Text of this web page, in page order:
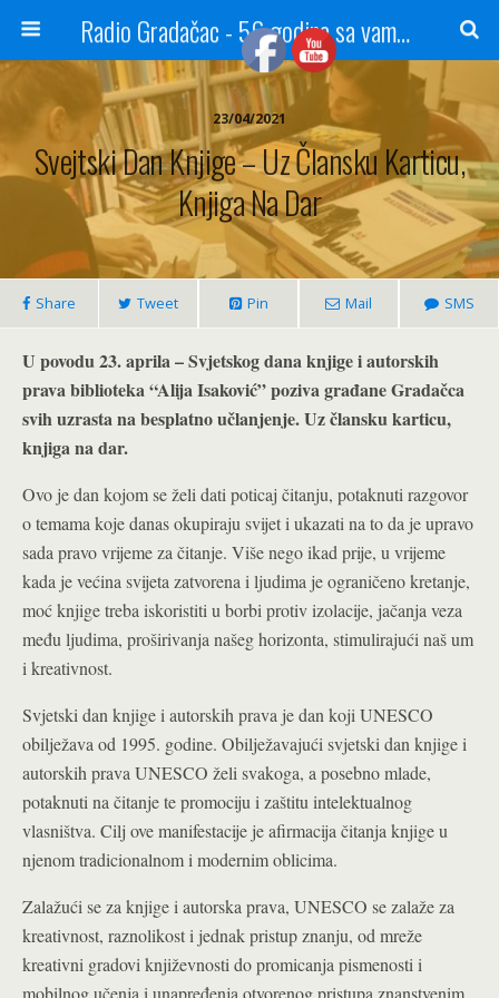
Radio Gradačac - 56 godina sa vama...
23/04/2021
Svejtski Dan Knjige – Uz Člansku Karticu,
Knjiga Na Dar
Share Tweet Pin Mail SMS
U povodu 23. aprila – Svjetskog dana knjige i autorskih
prava biblioteka “Alija Isaković” poziva građane Gradačca
svih uzrasta na besplatno učlanjenje. Uz člansku karticu,
knjiga na dar.
Ovo je dan kojom se želi dati poticaj čitanju, potaknuti razgovor
o temama koje danas okupiraju svijet i ukazati na to da je upravo
sada pravo vrijeme za čitanje. Više nego ikad prije, u vrijeme
kada je većina svijeta zatvorena i ljudima je ograničeno kretanje,
moć knjige treba iskoristiti u borbi protiv izolacije, jačanja veza
među ljudima, proširivanja našeg horizonta, stimulirajući naš um
i kreativnost.
Svjetski dan knjige i autorskih prava je dan koji UNESCO
obilježava od 1995. godine. Obilježavajući svjetski dan knjige i
autorskih prava UNESCO želi svakoga, a posebno mlade,
potaknuti na čitanje te promociju i zaštitu intelektualnog
vlasništva. Cilj ove manifestacije je afirmacija čitanja knjige u
njenom tradicionalnom i modernim oblicima.
Zalažući se za knjige i autorska prava, UNESCO se zalaže za
kreativnost, raznolikost i jednak pristup znanju, od mreže
kreativni gradovi književnosti do promicanja pismenosti i
mobilnog učenja i unapređenja otvorenog pristupa znanstvenim